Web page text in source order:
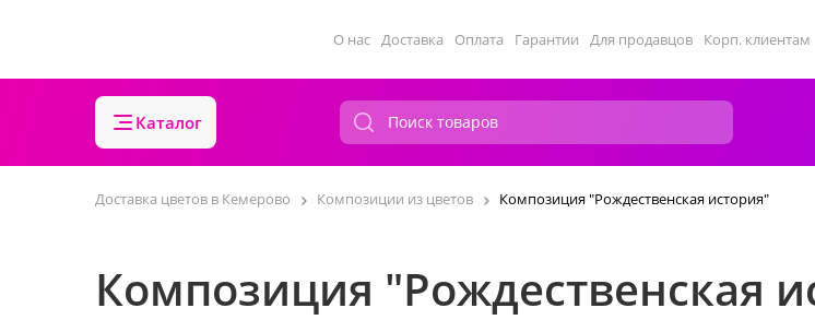
О нас Доставка Оплата Гарантии Для продавцов Корп. клиентам
Каталог
Доставка цветов в Кемерово Композиции из цветов Композиция "Рождественская история"
Композиция "Рождественская